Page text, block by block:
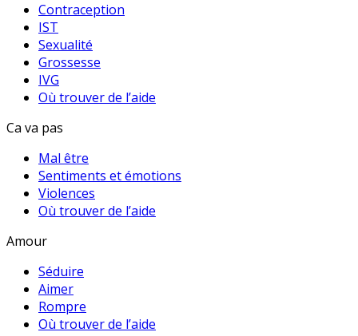
Contraception
IST
Sexualité
Grossesse
IVG
Où trouver de l’aide
Ca va pas
Mal être
Sentiments et émotions
Violences
Où trouver de l’aide
Amour
Séduire
Aimer
Rompre
Où trouver de l’aide